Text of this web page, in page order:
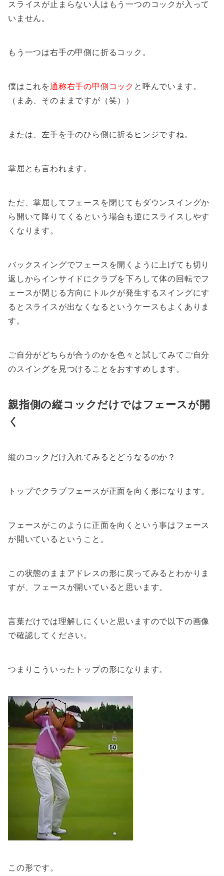
スライスが止まらない人はもう一つのコックが入って
いません。
もう一つは右手の甲側に折るコック。
僕はこれを通称右手の甲側コック と呼んでいます。
（まあ、そのままですが（笑））
または、左手を手のひら側に折るヒンジですね。
掌屈とも言われます。
ただ、掌屈してフェースを閉じてもダウンスイングか
ら開いて降りてくるという場合も逆にスライスしやす
くなります。
バックスイングでフェースを開くように上げても切り
返しからインサイドにクラブを下ろして体の回転でフ
ェースが閉じる方向にトルクが発生するスイングにす
るとスライスが出なくなるというケースもよくありま
す。
ご自分がどちらが合うのかを色々と試してみてご自分
のスイングを見つけることをおすすめします。
親指側の縦コックだけではフェースが開
く
縦のコックだけ入れてみるとどうなるのか？
トップでクラブフェースが正面を向く形になります。
フェースがこのように正面を向くという事はフェース
が開いているということ。
この状態のままアドレスの形に戻ってみるとわかりま
すが、フェースが開いていると思います。
言葉だけでは理解しにくいと思いますので以下の画像
で確認してください。
つまりこういったトップの形になります。
この形です。